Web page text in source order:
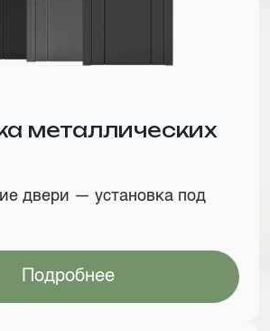
металлических
двери — установка под
Подробнее